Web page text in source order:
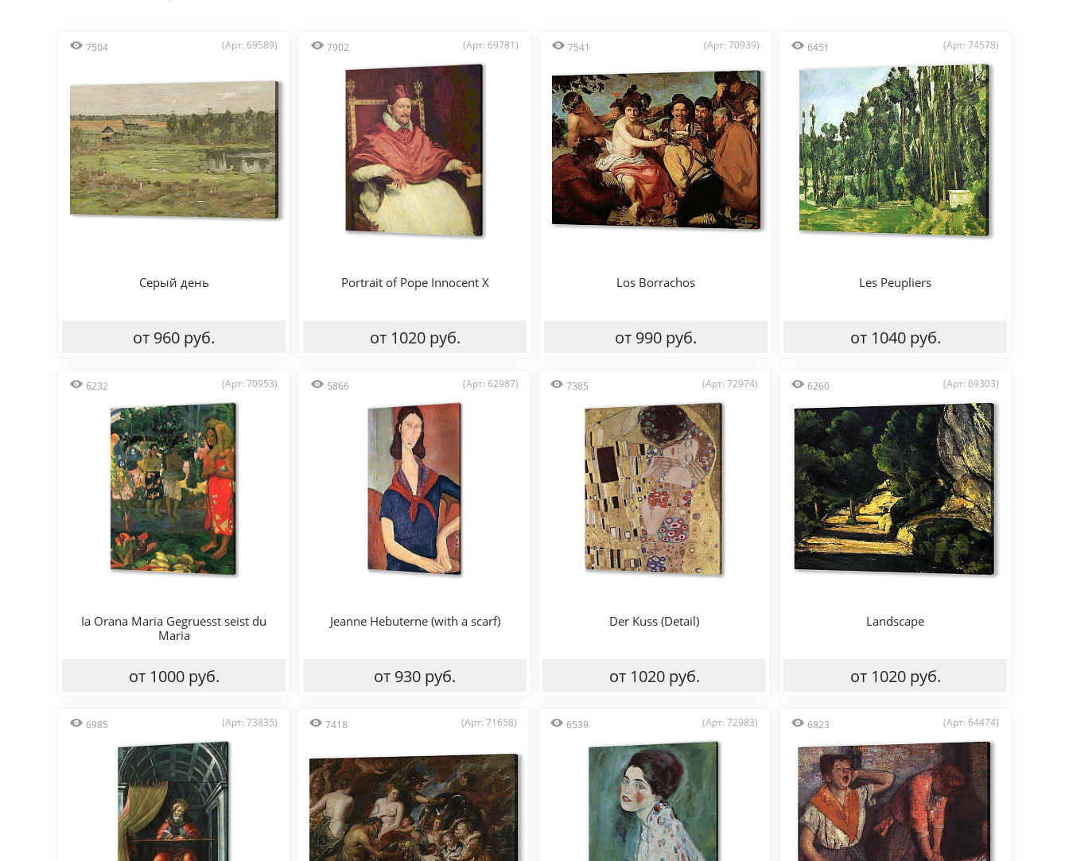
7504 (Арт: 69589)
Серый день
от 960 руб.
7902 (Арт: 69781)
Portrait of Pope Innocent X
от 1020 руб.
7541 (Арт: 70939)
Los Borrachos
от 990 руб.
6451 (Арт: 74578)
Les Peupliers
от 1040 руб.
6232 (Арт: 70953)
Ia Orana Maria Gegruesst seist du
Maria
от 1000 руб.
5866 (Арт: 62987)
Jeanne Hebuterne (with a scarf)
от 930 руб.
7385 (Арт: 72974)
Der Kuss (Detail)
от 1020 руб.
6260 (Арт: 69303)
Landscape
от 1020 руб.
6985 (Арт: 73835) 7418 (Арт: 71658) 6539 (Арт: 72983) 6823 (Арт: 64474)